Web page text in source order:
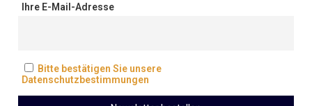
Ihre E-Mail-Adresse
Bitte bestätigen Sie unsere
Datenschutzbestimmungen